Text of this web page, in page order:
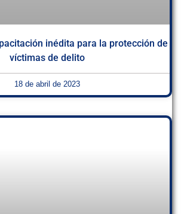
inédita para la protección de
víctimas de delito
18 de abril de 2023